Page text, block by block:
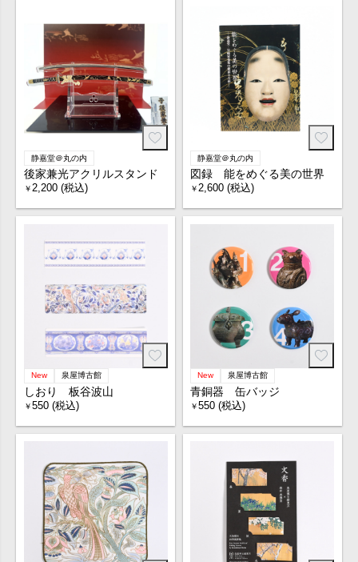
静嘉堂＠丸の内
後家兼光アクリルスタンド
￥2,200 (税込)
静嘉堂＠丸の内
図録 能をめぐる美の世界
￥ 2,600 (税込)
New 泉屋博古館
しおり 板谷波山
￥550 (税込)
New 泉屋博古館
青銅器 缶バッジ
￥550 (税込)